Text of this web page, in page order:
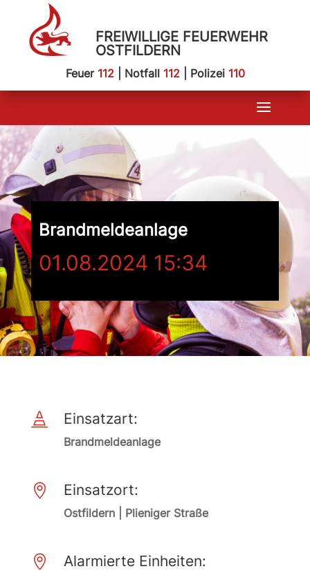
FREIWILLIGE FEUERWEHR
OSTFILDERN
Feuer 112| Notfall 112| Polizei 110
Brandmeldeanlage
01.08.2024 15:34
 Einsatzart:
Brandmeldeanlage
 Einsatzort:
Ostfildern | Plieniger Straße
 Alarmierte Einheiten: